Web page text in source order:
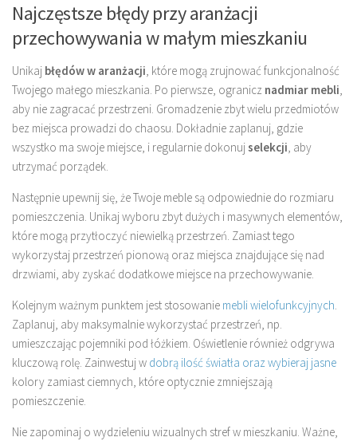
Najczęstsze błędy przy aranżacji
przechowywania w małym mieszkaniu
Unikaj błędów w aranżacji, które mogą zrujnować funkcjonalność
Twojego małego mieszkania. Po pierwsze, ogranicz nadmiar mebli,
aby nie zagracać przestrzeni. Gromadzenie zbyt wielu przedmiotów
bez miejsca prowadzi do chaosu. Dokładnie zaplanuj, gdzie
wszystko ma swoje miejsce, i regularnie dokonujselekcji, aby
utrzymać porządek.
Następnie upewnij się, że Twoje meble są odpowiednie do rozmiaru
pomieszczenia. Unikaj wyboru zbyt dużych i masywnych elementów,
które mogą przytłoczyć niewielką przestrzeń. Zamiast tego
wykorzystaj przestrzeń pionową oraz miejsca znajdujące się nad
drzwiami, aby zyskać dodatkowe miejsce na przechowywanie.
Kolejnym ważnym punktem jest stosowanie mebli wielofunkcyjnych.
Zaplanuj, aby maksymalnie wykorzystać przestrzeń, np.
umieszczając pojemniki pod łóżkiem. Oświetlenie również odgrywa
kluczową rolę. Zainwestuj w dobrą ilość światła oraz wybieraj jasne
kolory zamiast ciemnych, które optycznie zmniejszają
pomieszczenie.
Nie zapominaj o wydzieleniu wizualnych stref w mieszkaniu. Ważne,